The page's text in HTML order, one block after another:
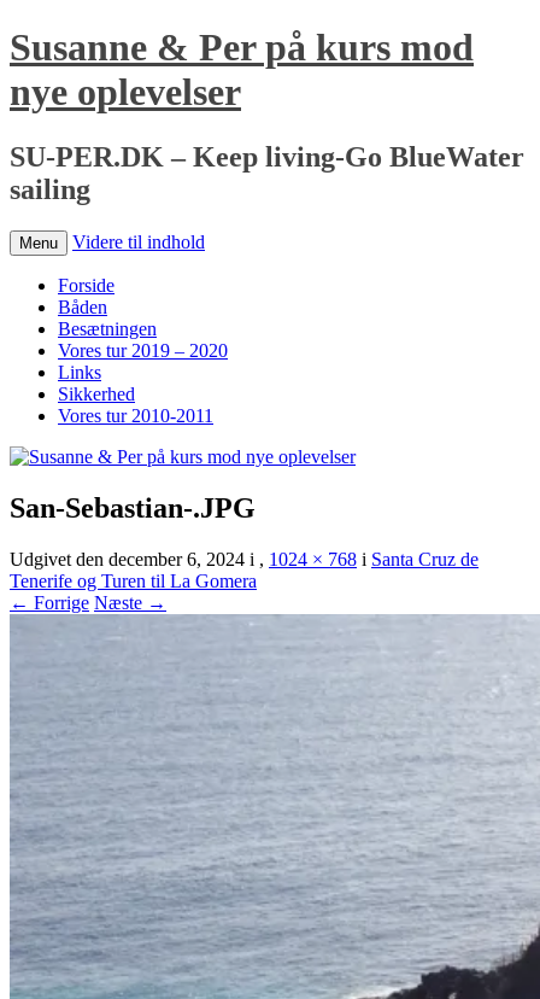
Susanne & Per på kurs mod
nye oplevelser
SU-PER.DK – Keep living-Go BlueWater
sailing
Menu Videre til indhold
Forside
Båden
Besætningen
Vores tur 2019 – 2020
Links
Sikkerhed
Vores tur 2010-2011
San-Sebastian-.JPG
Udgivet den december 6, 2024 i , 1024 × 768 i Santa Cruz de
Tenerife og Turen til La Gomera
← Forrige Næste →